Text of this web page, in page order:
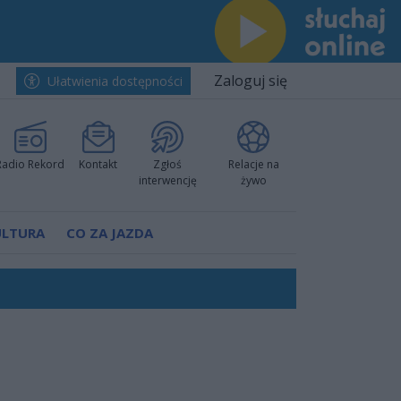
Ułatwienia dostępności Zaloguj się
Rekord Kontakt
Zgłoś
interwencję
Relacje na
żywo
CO ZA JAZDA